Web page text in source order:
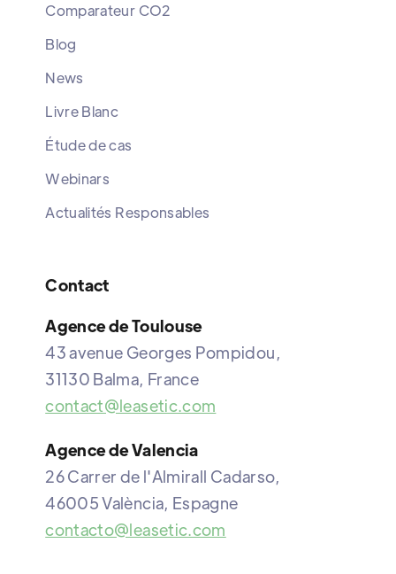
Comparateur CO2
Blog
News
Livre Blanc
Étude de cas
Webinars
Actualités Responsables
Contact
Agence de Toulouse
43 avenue Georges Pompidou,
31130 Balma, France
contact@leasetic.com
Agence de Valencia
26 Carrer de l'Almirall Cadarso,
46005 València, Espagne
contacto@leasetic.com